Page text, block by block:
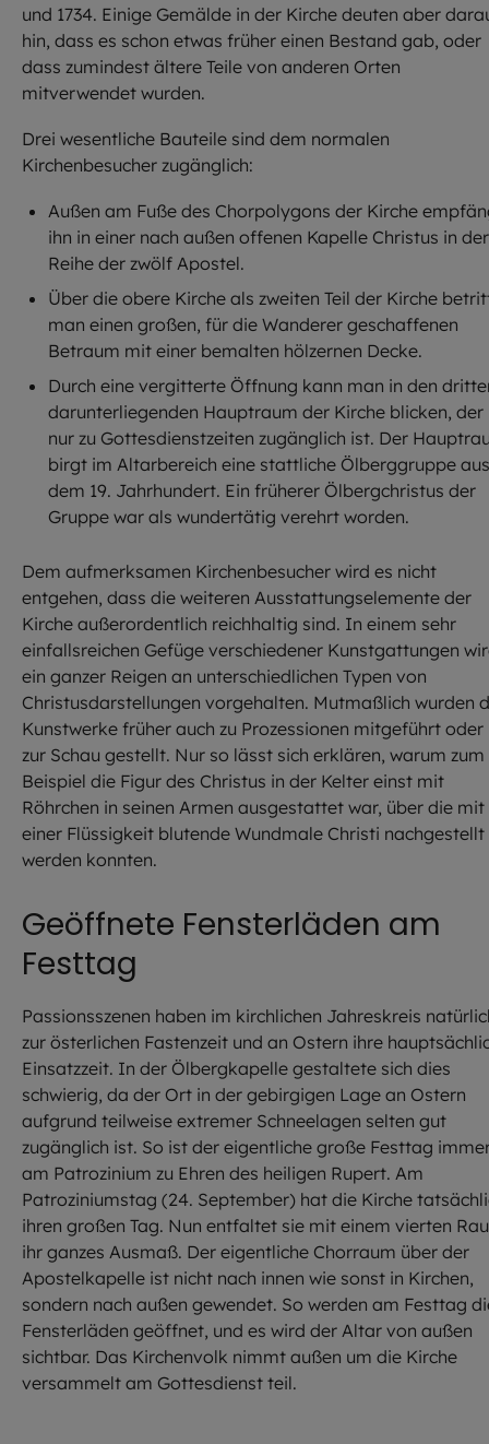
und 1734. Einige Gemälde in der Kirche deuten aber
hin, dass es schon etwas früher einen Bestand gab, oder
dass zumindest ältere Teile von anderen Orten
mitverwendet wurden.
Drei wesentliche Bauteile sind dem normalen
Kirchenbesucher zugänglich:
Außen am Fuße des Chorpolygons der Kirche
ihn in einer nach außen offenen Kapelle Christus in der
Reihe der zwölf Apostel.
Über die obere Kirche als zweiten Teil der Kirche
man einen großen, für die Wanderer geschaffenen
Betraum mit einer bemalten hölzernen Decke.
Durch eine vergitterte Öffnung kann man in den
darunterliegenden Hauptraum der Kirche blicken, der
nur zu Gottesdienstzeiten zugänglich ist. Der
birgt im Altarbereich eine stattliche Ölberggruppe aus
dem 19. Jahrhundert. Ein früherer Ölbergchristus der
Gruppe war als wundertätig verehrt worden.
Dem aufmerksamen Kirchenbesucher wird es nicht
entgehen, dass die weiteren Ausstattungselemente der
Kirche außerordentlich reichhaltig sind. In einem sehr
einfallsreichen Gefüge verschiedener Kunstgattungen
ein ganzer Reigen an unterschiedlichen Typen von
Christusdarstellungen vorgehalten. Mutmaßlich wurden
Kunstwerke früher auch zu Prozessionen mitgeführt oder
zur Schau gestellt. Nur so lässt sich erklären, warum zum
Beispiel die Figur des Christus in der Kelter einst mit
Röhrchen in seinen Armen ausgestattet war, über die mit
einer Flüssigkeit blutende Wundmale Christi nachgestellt
werden konnten.
Geöffnete Fensterläden am
Festtag
Passionsszenen haben im kirchlichen Jahreskreis
zur österlichen Fastenzeit und an Ostern ihre
Einsatzzeit. In der Ölbergkapelle gestaltete sich dies
schwierig, da der Ort in der gebirgigen Lage an Ostern
aufgrund teilweise extremer Schneelagen selten gut
zugänglich ist. So ist der eigentliche große Festtag
am Patrozinium zu Ehren des heiligen Rupert. Am
Patroziniumstag (24. September) hat die Kirche
ihren großen Tag. Nun entfaltet sie mit einem vierten
ihr ganzes Ausmaß. Der eigentliche Chorraum über der
Apostelkapelle ist nicht nach innen wie sonst in Kirchen,
sondern nach außen gewendet. So werden am Festtag
Fensterläden geöffnet, und es wird der Altar von außen
sichtbar. Das Kirchenvolk nimmt außen um die Kirche
versammelt am Gottesdienst teil.